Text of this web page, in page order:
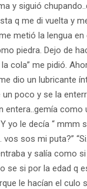
y siguió
q me di vuelta y
metió la lengua
piedra. Dejo de
la cola” me pidió.
dio un lubricante
un poco y se la
entera..gemía como
yo le decía “ mmm
vos sos mi puta?”
y salía como
se si por la edad q
le hacían el culo